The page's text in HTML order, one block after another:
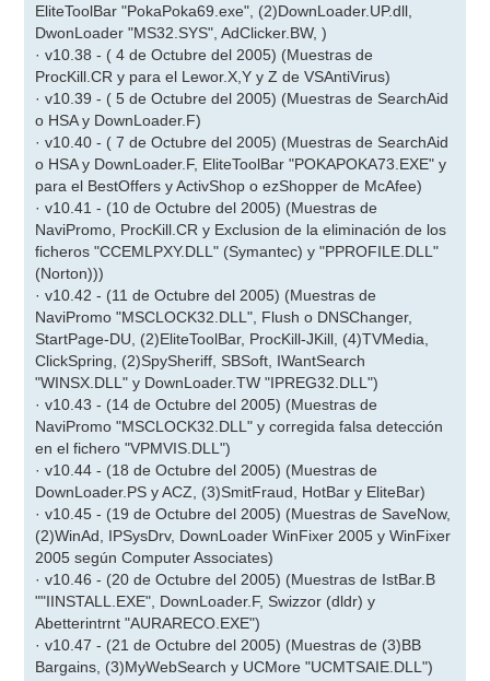
EliteToolBar "PokaPoka69.exe", (2)DownLoader.UP.dll,
DwonLoader "MS32.SYS", AdClicker.BW, )
· v10.38 - ( 4 de Octubre del 2005) (Muestras de
ProcKill.CR y para el Lewor.X,Y y Z de VSAntiVirus)
· v10.39 - ( 5 de Octubre del 2005) (Muestras de SearchAid
o HSA y DownLoader.F)
· v10.40 - ( 7 de Octubre del 2005) (Muestras de SearchAid
o HSA y DownLoader.F, EliteToolBar "POKAPOKA73.EXE" y
para el BestOffers y ActivShop o ezShopper de McAfee)
· v10.41 - (10 de Octubre del 2005) (Muestras de
NaviPromo, ProcKill.CR y Exclusion de la eliminación de los
ficheros "CCEMLPXY.DLL" (Symantec) y "PPROFILE.DLL"
(Norton)))
· v10.42 - (11 de Octubre del 2005) (Muestras de
NaviPromo "MSCLOCK32.DLL", Flush o DNSChanger,
StartPage-DU, (2)EliteToolBar, ProcKill-JKill, (4)TVMedia,
ClickSpring, (2)SpySheriff, SBSoft, IWantSearch
"WINSX.DLL" y DownLoader.TW "IPREG32.DLL")
· v10.43 - (14 de Octubre del 2005) (Muestras de
NaviPromo "MSCLOCK32.DLL" y corregida falsa detección
en el fichero "VPMVIS.DLL")
· v10.44 - (18 de Octubre del 2005) (Muestras de
DownLoader.PS y ACZ, (3)SmitFraud, HotBar y EliteBar)
· v10.45 - (19 de Octubre del 2005) (Muestras de SaveNow,
(2)WinAd, IPSysDrv, DownLoader WinFixer 2005 y WinFixer
2005 según Computer Associates)
· v10.46 - (20 de Octubre del 2005) (Muestras de IstBar.B
""IINSTALL.EXE", DownLoader.F, Swizzor (dldr) y
Abetterintrnt "AURARECO.EXE")
· v10.47 - (21 de Octubre del 2005) (Muestras de (3)BB
Bargains, (3)MyWebSearch y UCMore "UCMTSAIE.DLL")